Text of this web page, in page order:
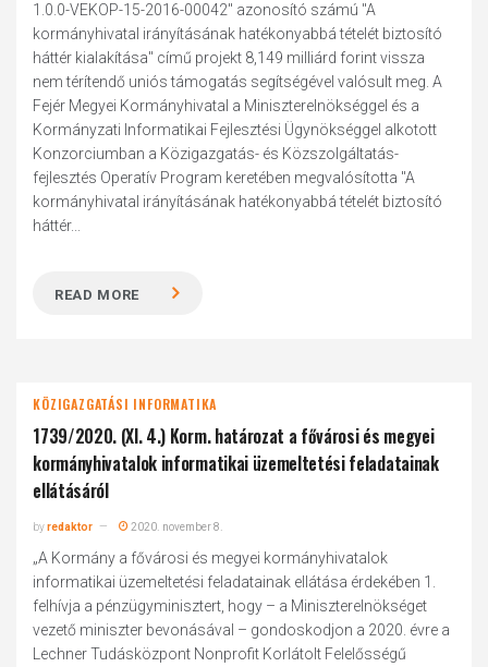
1.0.0-VEKOP-15-2016-00042" azonosító számú "A
kormányhivatal irányításának hatékonyabbá tételét biztosító
háttér kialakítása" című projekt 8,149 milliárd forint vissza
nem térítendő uniós támogatás segítségével valósult meg. A
Fejér Megyei Kormányhivatal a Miniszterelnökséggel és a
Kormányzati Informatikai Fejlesztési Ügynökséggel alkotott
Konzorciumban a Közigazgatás- és Közszolgáltatás-
fejlesztés Operatív Program keretében megvalósította "A
kormányhivatal irányításának hatékonyabbá tételét biztosító
háttér...
READ MORE
KÖZIGAZGATÁSI INFORMATIKA
1739/2020. (XI. 4.) Korm. határozat a fővárosi és megyei
kormányhivatalok informatikai üzemeltetési feladatainak
ellátásáról
byredaktor 2020. november 8.
„A Kormány a fővárosi és megyei kormányhivatalok
informatikai üzemeltetési feladatainak ellátása érdekében 1.
felhívja a pénzügyminisztert, hogy – a Miniszterelnökséget
vezető miniszter bevonásával – gondoskodjon a 2020. évre a
Lechner Tudásközpont Nonprofit Korlátolt Felelősségű